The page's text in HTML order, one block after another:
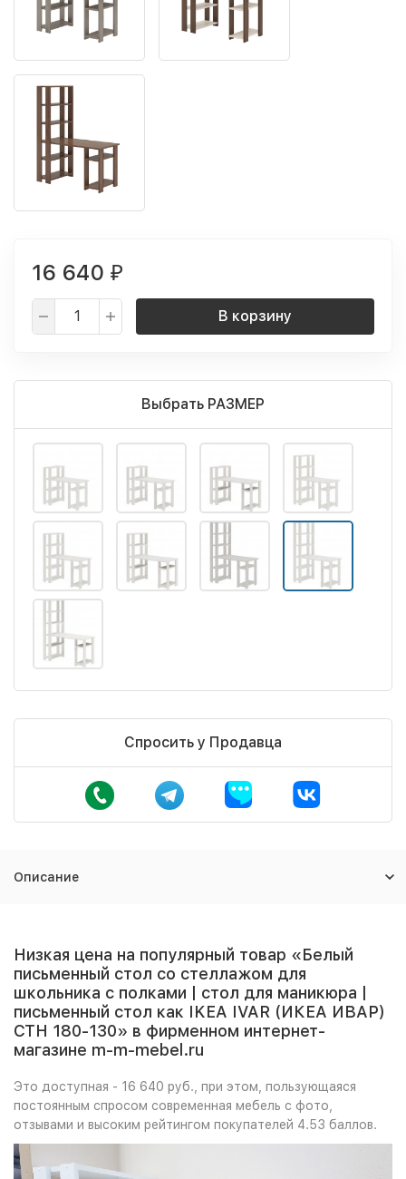
16 640 ₽
В корзину
Выбрать РАЗМЕР
Спросить у Продавца
Описание
Низкая цена на популярный товар «Белый
письменный стол со стеллажом для
школьника с полками | стол для маникюра |
письменный стол как IKEA IVAR (ИКЕА ИВАР)
СТН 180-130» в фирменном интернет-
магазине m-m-mebel.ru
Это доступная - 16 640 руб., при этом, пользующаяся
постоянным спросом современная мебель с фото,
отзывами и высоким рейтингом покупателей 4.53 баллов.